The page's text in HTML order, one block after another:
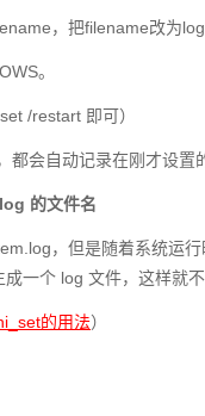
，把filename改为
。
/restart 即可）
会自动记录在刚才设置
的文件名
，但是随着系统运
一个 log 文件，这样就
的用法）